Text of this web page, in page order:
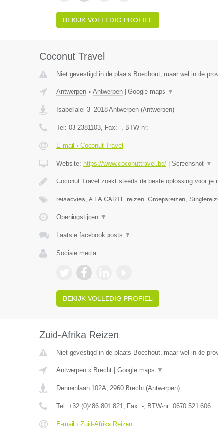
BEKIJK VOLLEDIG PROFIEL
Coconut Travel
Niet gevestigd in de plaats Boechout, maar wel in de
Antwerpen» Antwerpen| Google maps ▼
Isabellalei 3, 2018 Antwerpen(Antwerpen)
Tel: 03 2381103, Fax: -, BTW-nr: -
E-mail › Coconut Travel
Website: https://www.coconuttravel.be/| Screenshot ▼
Coconut Travel zoekt steeds de beste oplossing voor je
reisadvies, A LA CARTE reizen, Groepsreizen,
Openingstijden ▼
Laatste facebook posts ▼
Sociale media:
BEKIJK VOLLEDIG PROFIEL
Zuid-Afrika Reizen
Niet gevestigd in de plaats Boechout, maar wel in de
Antwerpen» Brecht| Google maps ▼
Dennenlaan 102A, 2960 Brecht(Antwerpen)
Tel: +32 (0)486 801 821, Fax: -, BTW-nr: 0670.521.606
E-mail › Zuid-Afrika Reizen